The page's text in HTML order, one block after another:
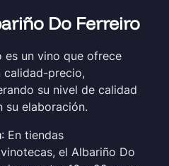
Do Ferreiro
es un vino que ofrece
calidad-precio,
su nivel de calidad
su elaboración.
: En tiendas
el Albariño Do